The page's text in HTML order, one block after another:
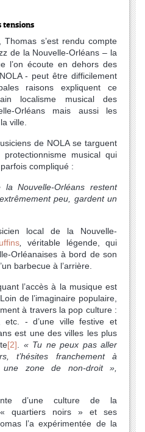
tensions
s’est rendu compte
de la Nouvelle-Orléans – la
l’on écoute en dehors des
- peut être difficilement
raisons expliquent ce
localisme musical des
Orléans mais aussi les
ville.
de NOLA se targuent
musical qui
compliqué :
Nouvelle-Orléans restent
peu, gardent un
local de la Nouvelle-
véritable légende, qui
Orléanaises à bord de son
barbecue à l’arrière.
l’accès à la musique est
de l’imaginaire populaire,
à travers la pop culture :
etc. - d’une ville festive et
est une des villes les plus
[2]
« Tu ne peux pas aller
t’hésites franchement à
zone de non-droit »,
d’une culture de la
quartiers noirs » et ses
l’a expérimentée de la